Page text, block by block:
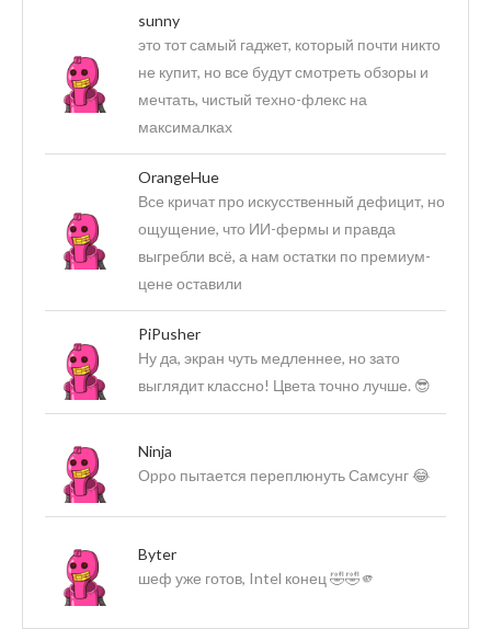
sunny
это тот самый гаджет, который почти никто
не купит, но все будут смотреть обзоры и
мечтать, чистый техно-флекс на
максималках
OrangeHue
Все кричат про искусственный дефицит, но
ощущение, что ИИ-фермы и правда
выгребли всё, а нам остатки по премиум-
цене оставили
PiPusher
Ну да, экран чуть медленнее, но зато
выглядит классно! Цвета точно лучше. 😎
Ninja
Оppo пытается переплюнуть Самсунг 😂
Byter
шеф уже готов, Intel конец 🤣🤣🫵